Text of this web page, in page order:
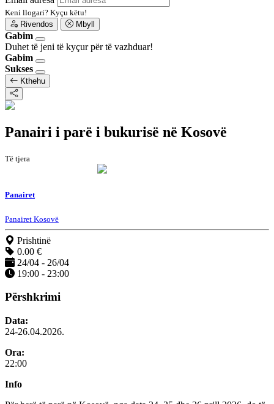
Keni llogari? Kyçu këtu!
Rivendos
Mbyll
Gabim
Duhet të jeni të kyçur për të vazhduar!
Gabim
Sukses
Kthehu
Panairi i parë i bukurisë në Kosovë
Të tjera
Panairet
Panairet Kosovë
Prishtinë
0.00 €
24/04 - 26/04
19:00 - 23:00
Përshkrimi
Data:
24-26.04.2026.
Ora:
22:00
Info